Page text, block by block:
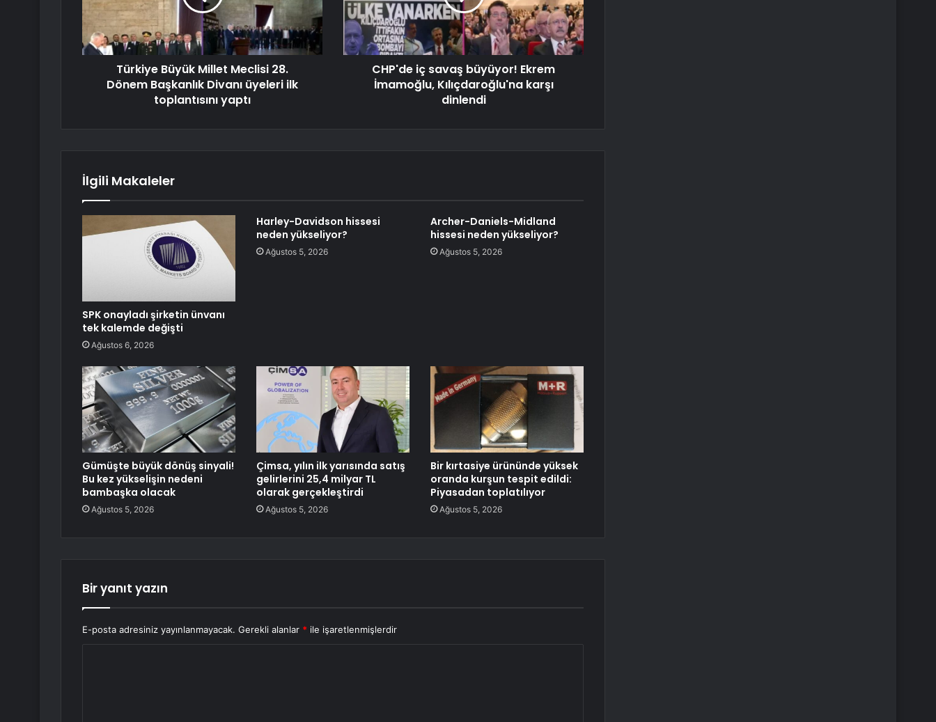
Türkiye Büyük Millet Meclisi 28.
Dönem Başkanlık Divanı üyeleri ilk
toplantısını yaptı
CHP'de iç savaş büyüyor! Ekrem
İmamoğlu, Kılıçdaroğlu'na karşı
dinlendi
İlgili Makaleler
SPK onayladı şirketin ünvanı
tek kalemde değişti
Ağustos 6, 2026
Harley-Davidson hissesi
neden yükseliyor?
Ağustos 5, 2026
Archer-Daniels-Midland
hissesi neden yükseliyor?
Ağustos 5, 2026
Gümüşte büyük dönüş sinyali!
Bu kez yükselişin nedeni
bambaşka olacak
Ağustos 5, 2026
Çimsa, yılın ilk yarısında satış
gelirlerini 25,4 milyar TL
olarak gerçekleştirdi
Ağustos 5, 2026
Bir kırtasiye ürününde yüksek
oranda kurşun tespit edildi:
Piyasadan toplatılıyor
Ağustos 5, 2026
Bir yanıt yazın
E-posta adresiniz yayınlanmayacak. Gerekli alanlar * ile işaretlenmişlerdir